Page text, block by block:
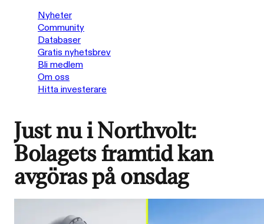
Nyheter
Community
Databaser
Gratis nyhetsbrev
Bli medlem
Om oss
Hitta investerare
Just nu i Northvolt:
Bolagets framtid kan
avgöras på onsdag